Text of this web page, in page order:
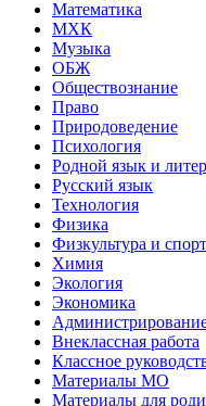
Математика
МХК
Музыка
ОБЖ
Обществознание
Право
Природоведение
Психология
Родной язык и
Русский язык
Технология
Физика
Физкультура и спорт
Химия
Экология
Экономика
Внеклассная работа
Классное
Материалы МО
Материалы для